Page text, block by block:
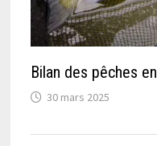
Bilan des pêches
30 mars 2025